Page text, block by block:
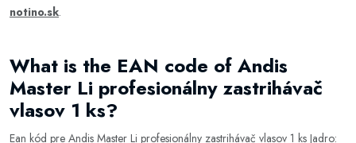
notino.sk.
What is the EAN code of Andis
Master Li profesionálny zastrihávač
vlasov 1 ks?
Ean kód pre Andis Master Li profesionálny zastrihávač vlasov 1 ks Jadro: